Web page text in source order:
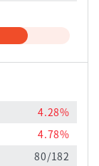
4.28%
4.78%
80/182